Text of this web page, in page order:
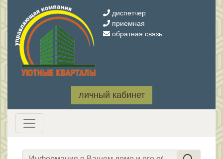
диспетчер
приемная
обратная связь
личный кабинет